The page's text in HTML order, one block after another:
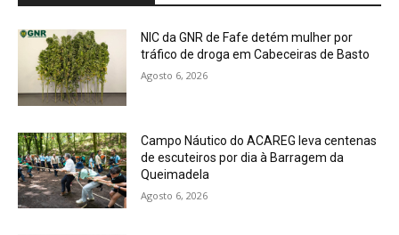
NIC da GNR de Fafe detém mulher por
tráfico de droga em Cabeceiras de Basto
Agosto 6, 2026
Campo Náutico do ACAREG leva centenas
de escuteiros por dia à Barragem da
Queimadela
Agosto 6, 2026